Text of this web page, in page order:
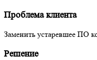
Проблема клиента
Заменить устаревшее ПО
Решение